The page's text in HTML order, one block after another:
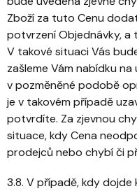
Zboží za tuto Cenu
potvrzení Objednávky, a
V takové situaci Vás
zašleme Vám nabídku
v pozměněné podobě
je v takovém případě
potvrdíte. Za zjevnou
situace, kdy Cena
prodejců nebo chybí či
3.8. V případě, kdy dojde